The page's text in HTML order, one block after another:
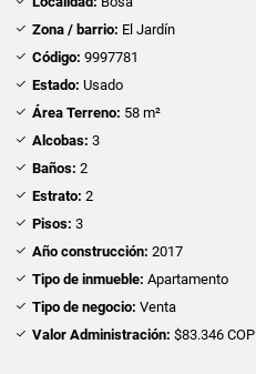
Zona / barrio: El Jardín
Código: 9997781
Estado: Usado
Área Terreno: 58 m²
Alcobas: 3
Baños: 2
Estrato: 2
Pisos: 3
Año construcción: 2017
Tipo de inmueble: Apartamento
Tipo de negocio: Venta
Valor Administración: $83.346 COP